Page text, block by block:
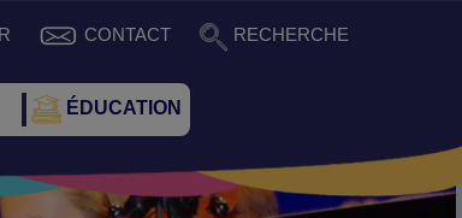
CONTACT RECHERCHE
ÉDUCATION